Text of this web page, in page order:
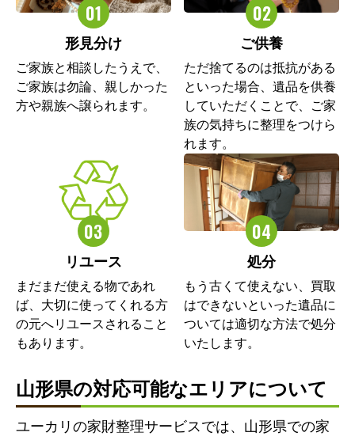
形見分け
ご家族と相談したうえで、
ご家族は勿論、親しかった
方や親族へ譲られます。
ご供養
ただ捨てるのは抵抗がある
といった場合、遺品を供養
していただくことで、ご家
族の気持ちに整理をつけら
れます。
リユース
まだまだ使える物であれ
ば、大切に使ってくれる方
の元へリユースされること
もあります。
処分
もう古くて使えない、買取
はできないといった遺品に
ついては適切な方法で処分
いたします。
山形県の対応可能なエリアについて
ユーカリの家財整理サービスでは、山形県での家